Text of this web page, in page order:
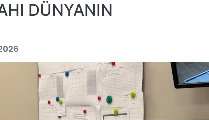
DÜNYANIN